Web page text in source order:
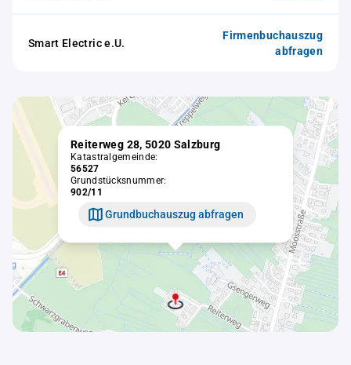
Smart Electric e.U.
Firmenbuchauszug
abfragen
Reiterweg 28, 5020 Salzburg
Katastralgemeinde:
56527
Grundstücksnummer:
902/11
Grundbuchauszug abfragen